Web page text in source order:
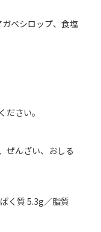
ベシロップ、食塩
さい。
ぜんざい、おしる
く質 5.3g／脂質